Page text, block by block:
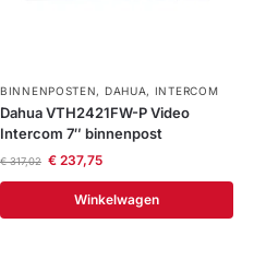
BINNENPOSTEN, DAHUA, INTERCOM
Dahua VTH2421FW-P Video
Intercom 7″ binnenpost
€317,02 €237,75
Winkelwagen